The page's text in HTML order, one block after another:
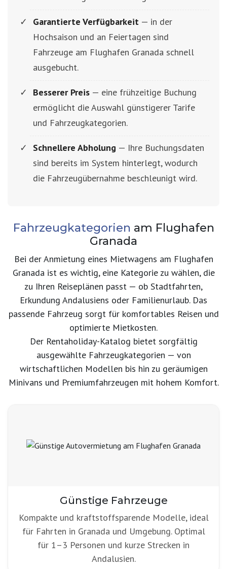
Garantierte Verfügbarkeit — in der
Hochsaison und an Feiertagen sind
Fahrzeuge am Flughafen Granada schnell
ausgebucht.
Besserer Preis — eine frühzeitige Buchung
ermöglicht die Auswahl günstigerer Tarife
und Fahrzeugkategorien.
Schnellere Abholung — Ihre Buchungsdaten
sind bereits im System hinterlegt, wodurch
die Fahrzeugübernahme beschleunigt wird.
Fahrzeugkategorien am Flughafen
Granada
Bei der Anmietung eines Mietwagens am Flughafen
Granada ist es wichtig, eine Kategorie zu wählen, die
zu Ihren Reiseplänen passt — ob Stadtfahrten,
Erkundung Andalusiens oder Familienurlaub. Das
passende Fahrzeug sorgt für komfortables Reisen und
optimierte Mietkosten.
Der Rentaholiday-Katalog bietet sorgfältig
ausgewählte Fahrzeugkategorien — von
wirtschaftlichen Modellen bis hin zu geräumigen
Minivans und Premiumfahrzeugen mit hohem Komfort.
Günstige Fahrzeuge
Kompakte und kraftstoffsparende Modelle, ideal
für Fahrten in Granada und Umgebung. Optimal
für 1–3 Personen und kurze Strecken in
Andalusien.